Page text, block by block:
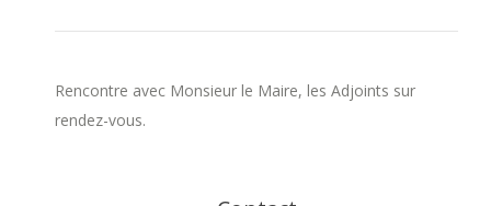
Rencontre avec Monsieur le Maire, les Adjoints sur
rendez-vous.